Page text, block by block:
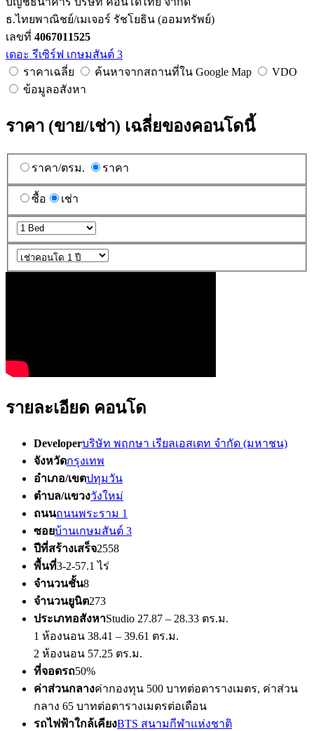
ธ.ไทยพาณิชย์/เมเจอร์ รัชโยธิน (ออมทรัพย์)
เลขที่ 4067011525
เดอะ รีเซิร์ฟ เกษมสันต์ 3
ราคาเฉลี่ย
ค้นหาจากสถานที่ใน Google Map
VDO
ข้อมูลอสังหา
ราคา (ขาย/เช่า) เฉลี่ยของคอนโดนี้
ราคา/ตรม. ราคา
ซื้อ เช่า
รายละเอียด คอนโด
Developerบริษัท พฤกษา เรียลเอสเตท จำกัด (มหาชน)
จังหวัดกรุงเทพ
อำเภอ/เขตปทุมวัน
ตำบล/แขวงวังใหม่
ถนนถนนพระราม 1
ซอยบ้านเกษมสันต์ 3
ปีที่สร้างเสร็จ2558
พื้นที่3-2-57.1 ไร่
จำนวนชั้น8
จำนวนยูนิต273
ประเภทอสังหาStudio 27.87 – 28.33 ตร.ม.
1 ห้องนอน 38.41 – 39.61 ตร.ม.
2 ห้องนอน 57.25 ตร.ม.
ที่จอดรถ50%
ค่าส่วนกลางค่ากองทุน 500 บาทต่อตารางเมตร, ค่าส่วน
กลาง 65 บาทต่อตารางเมตรต่อเดือน
รถไฟฟ้าใกล้เคียงBTS สนามกีฬาแห่งชาติ